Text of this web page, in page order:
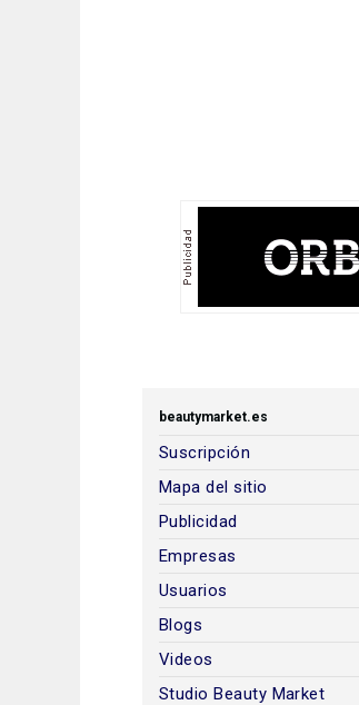
beautymarket.es
Suscripción
Mapa del sitio
Publicidad
Empresas
Usuarios
Blogs
Videos
Studio Beauty Market